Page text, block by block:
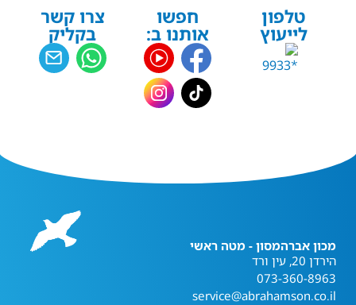
טלפון
לייעוץ
חפשו
אותנו ב:
צרו קשר
בקליק
מכון אברהמסון - מטה ראשי
הירדן 20, עין ורד
073-360-8963
service@abrahamson.co.il